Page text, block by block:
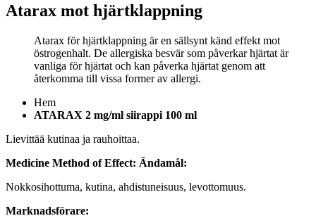
Atarax mot hjärtklappning
Atarax för hjärtklappning är en sällsynt känd effekt mot
östrogenhalt. De allergiska besvär som påverkar hjärtat är
vanliga för hjärtat och kan påverka hjärtat genom att
återkomma till vissa former av allergi.
Hem
ATARAX 2 mg/ml siirappi 100 ml
Lievittää kutinaa ja rauhoittaa.
Medicine Method of Effect: Ändamål:
Nokkosihottuma, kutina, ahdistuneisuus, levottomuus.
Marknadsförare: